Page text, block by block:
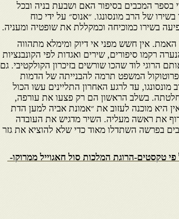
בספר המכבים בסיפור האם ושבעת בניה ובכל
של הרב מונסונגו. ״אנוס״ על ידי כוח
בשירו כמוכיחה וכמקללת את שופטיה ומעניה.
אין חשש מפני אי דיוק ומימלא מתהווה
רקמו סיפורים, שירים ואגדות לפי הקונבנציות
הרוגי לוד שהכו שורשים בזיכרון הקולקטיבי. גם
המשפט תרמה להבנייתה של הדמות
מונסונגו, עד לרגע האחרון התליינים עשו הכול
בשלב הראשון הם רק פצעו את עורפה,
היא מוכנה לעזוב את ״אמונת אביה למען הדת
את ראשה מעליה. השיר מדגיש את העובדה
בפרשה השתדלו מאוד כדי שלא להוציא את גזר
טקסטים-הרוגת המלכות סול חאגוייל ממרוקו-